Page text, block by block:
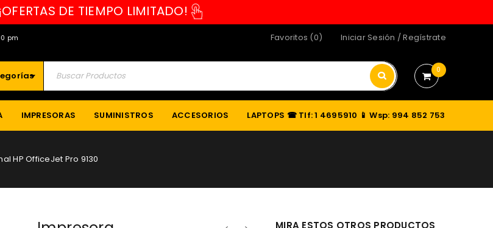
DE TIEMPO LIMITADO!
pm Iniciar Sesión /Regístrate
Favoritos (0)
0
IMPRESORAS SUMINISTROS ACCESORIOS LAPTOPS ☎ Tlf: 1 4695910 📱 Wsp: 994 852 753
HP OfficeJet Pro 9130
MIRA ESTOS OTROS PRODUCTOS